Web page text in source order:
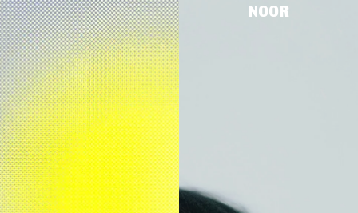
NOOR